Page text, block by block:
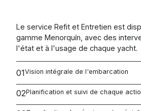
Le service Refit et Entretien est
gamme Menorquín, avec des
l'état et à l'usage de chaque yacht.
01Vision intégrale de l'embarcation
02Planification et suivi de chaque